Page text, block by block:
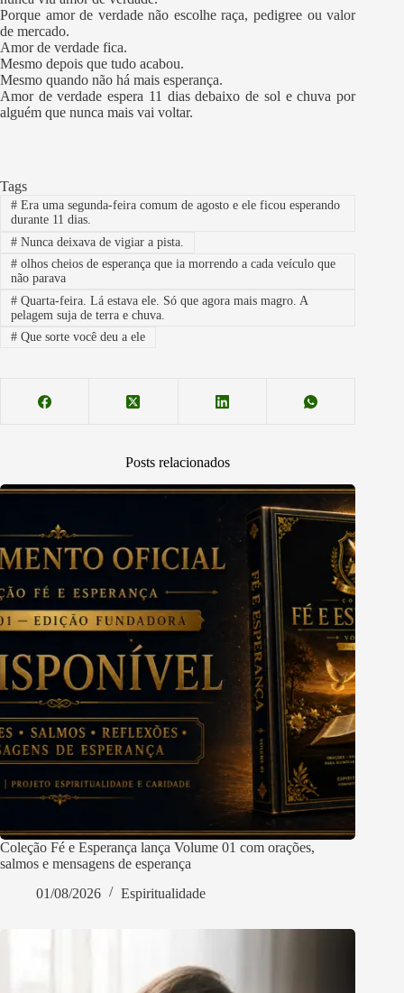
Porque amor de verdade não escolhe raça, pedigree ou valor
de mercado.
Amor de verdade fica.
Mesmo depois que tudo acabou.
Mesmo quando não há mais esperança.
Amor de verdade espera 11 dias debaixo de sol e chuva por
alguém que nunca mais vai voltar.
Tags
#Era uma segunda-feira comum de agosto e ele ficou esperando
durante 11 dias.
#Nunca deixava de vigiar a pista.
#olhos cheios de esperança que ia morrendo a cada veículo que
não parava
#Quarta-feira. Lá estava ele. Só que agora mais magro. A
pelagem suja de terra e chuva.
#Que sorte você deu a ele
Posts relacionados
Coleção Fé e Esperança lança Volume 01 com orações,
salmos e mensagens de esperança
01/08/2026
Espiritualidade